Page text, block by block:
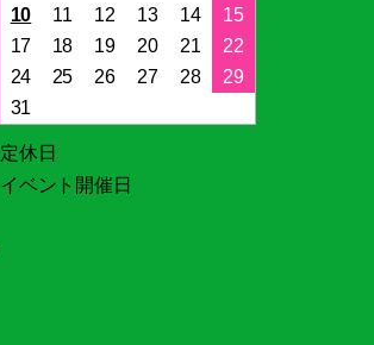
10 11 12 13 14
15
17 18 19 20 21
22
24 25 26 27 28
29
31
定休日
イベント開催日